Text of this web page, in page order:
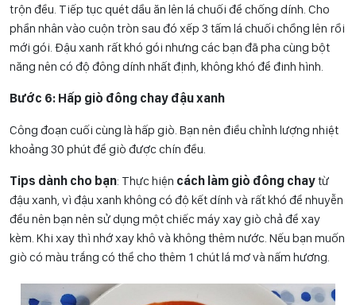
trộn đều. Tiếp tục quét dầu ăn lên lá chuối để chống dính. Cho
phần nhân vào cuộn tròn sau đó xếp 3 tấm lá chuối chồng lên rồi
mới gói. Đậu xanh rất khó gói nhưng các bạn đã pha cùng bột
năng nên có độ đông dính nhất định, không khó để đinh hình.
Bước 6: Hấp giò đông chay đậu xanh
Công đoạn cuối cùng là hấp giò. Bạn nên điều chỉnh lượng nhiệt
khoảng 30 phút để giò được chín đều.
Tips dành cho bạn: Thực hiện cách làm giò đông chaytừ
đậu xanh, vì đậu xanh không có độ kết dính và rất khó để nhuyễn
đều nên bạn nên sử dụng một chiếc máy xay giò chả để xay
kèm. Khi xay thì nhớ xay khô và không thêm nước. Nếu bạn muốn
giò có màu trắng có thể cho thêm 1 chút lá mơ và nấm hương.